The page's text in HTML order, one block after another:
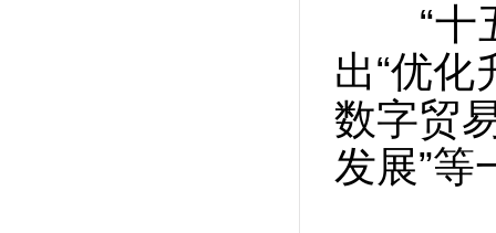
“十五
出“优化
数字贸
发展”等